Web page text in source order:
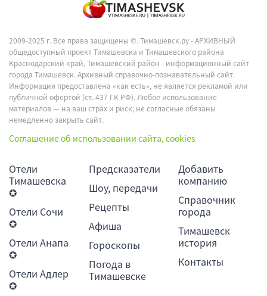
2009-2025 г. Все права защищены ©.Тимашевск.ру - АРХИВНЫЙ
общедоступный проект Тимашевска и Тимашевского района
Краснодарский край, Тимашевский район - информационный сайт
города Тимашевск. Архивный справочно-познавательный сайт.
Информация предоставлена «как есть», не является рекламой или
публичной офертой (ст. 437 ГК РФ). Любое использование
материалов — на ваш страх и риск; не согласные обязаны
немедленно закрыть сайт.
Соглашение об использовании сайта, cookies
Отели
Тимашевска
✪
Отели Сочи
✪
Отели Анапа
✪
Отели Адлер
✪
Предсказатели
Шоу, передачи
Рецепты
Афиша
Гороскопы
Погода в
Тимашевске
Добавить
компанию
Справочник
города
Тимашевск
история
Контакты